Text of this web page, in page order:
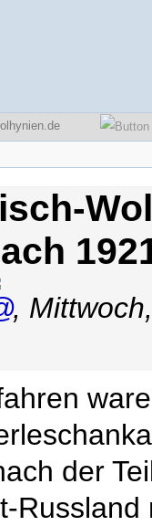
,
der